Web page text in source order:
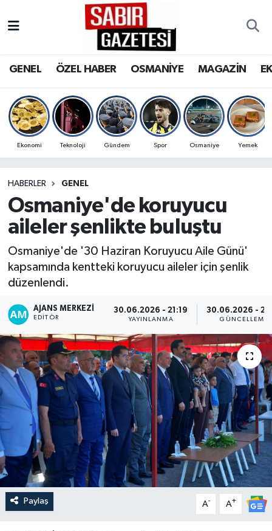
GENEL ÖZEL HABER OSMANİYE MAGAZİN
Ekonomi Teknoloji Gündem Spor Osmaniye Yemek
HABERLER GENEL
Osmaniye'de koruyucu
aileler şenlikte buluştu
Osmaniye'de '30 Haziran Koruyucu Aile Günü'
kapsamında kentteki koruyucu aileler için şenlik
düzenlendi.
AJANS MERKEZI
EDITÖR
30.06.2026 - 21:19
YAYINLANMA
30.06.2026 -
GÜNCELLEME
Paylaş A- A+
OSMANİYE
MAGAZİN
SPOR
RESMİ İLANLAR
Osmaniye Nöbetçi Eczaneler
Osmaniye Trafik Yoğunluk Haritası
Süper Lig Puan Durumu ve Fikstür
Son Dakika Haberleri
Haber Arşivi